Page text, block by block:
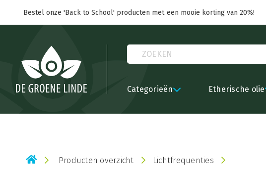
Bestel onze 'Back to School' producten met een mooie korting van 20%!
Categorieën Etherische olie
Producten overzicht Lichtfrequenties